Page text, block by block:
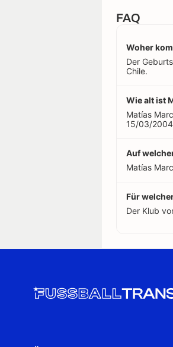
FAQ
Woher
Der
Chile.
Wie alt ist
Matías
15/03/
Auf
Matías
Für
Der Klub